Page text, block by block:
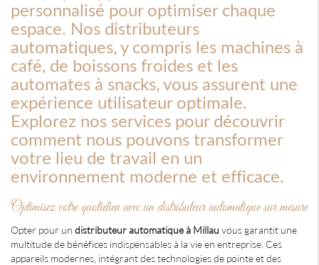
personnalisé pour optimiser chaque
espace. Nos distributeurs
automatiques, y compris les machines à
café, de boissons froides et les
automates à snacks, vous assurent une
expérience utilisateur optimale.
Explorez nos services pour découvrir
comment nous pouvons transformer
votre lieu de travail en un
environnement moderne et efficace.
Optimisez votre quotidien avec un distributeur automatique sur mesure
Opter pour un distributeur automatique à Millau vous garantit une
multitude de bénéfices indispensables à la vie en entreprise. Ces
appareils modernes, intégrant des technologies de pointe et des